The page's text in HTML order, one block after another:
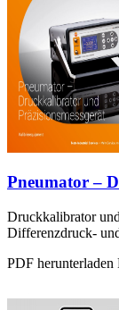
Pneumator –
Druckkalibrator
Differenzdruck-
PDF herunterladen